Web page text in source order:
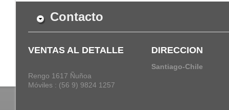
Contacto
VENTAS AL DETALLE DIRECCION
Rengo 1617 Ñuñoa
Móviles : (56 9) 9824 1257
Santiago-Chile